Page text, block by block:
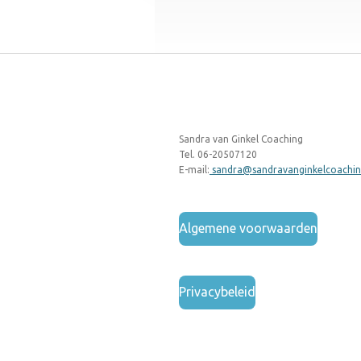
Sandra van Ginkel Coaching
Tel. 06-20507120
E-mail:
Algemene voorwaarden
Privacybeleid